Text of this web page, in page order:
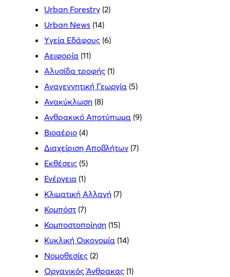
Urban Forestry (2)
Urban News (14)
Yγεία Εδάφους (6)
Αειφορία (11)
Αλυσίδα τροφής (1)
Αναγεννητική Γεωργία (5)
Ανακύκλωση (8)
Ανθρακικό Αποτύπωμα (9)
Βιοαέριο (4)
Διαχείριση Αποβλήτων (7)
Εκθέσεις (5)
Ενέργεια (1)
Κλιματική Αλλαγή (7)
Κομπόστ (7)
Κομποστοποίηση (15)
Κυκλική Οικονομία (14)
Νομοθεσίες (2)
Οργανικός Άνθρακας (1)